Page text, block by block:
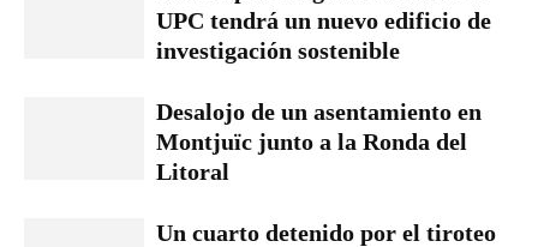
UPC tendrá un nuevo edificio de
investigación sostenible
Desalojo de un asentamiento en
Montjuïc junto a la Ronda del
Litoral
Un cuarto detenido por el tiroteo